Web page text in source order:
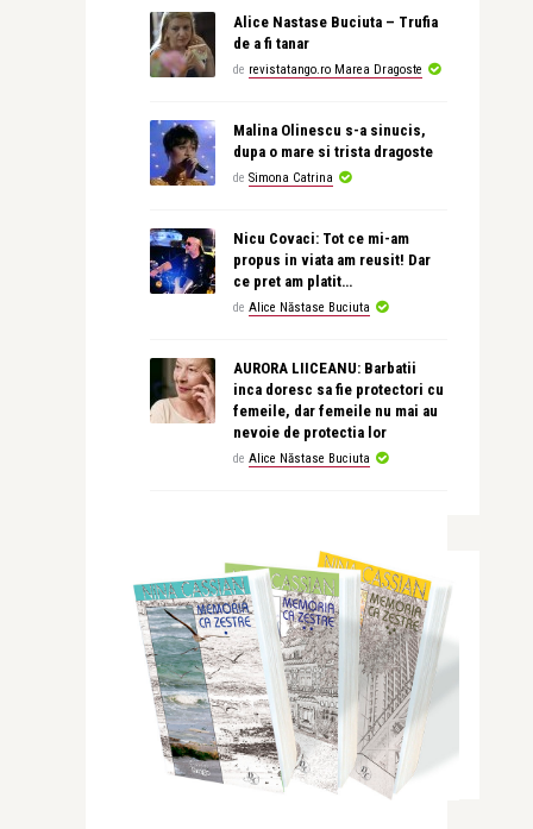
Alice Nastase Buciuta – Trufia
de a fi tanar
de revistatango.ro Marea Dragoste
Malina Olinescu s-a sinucis,
dupa o mare si trista dragoste
de Simona Catrina
Nicu Covaci: Tot ce mi-am
propus in viata am reusit! Dar
ce pret am platit…
de Alice Năstase Buciuta
AURORA LIICEANU: Barbatii
inca doresc sa fie protectori cu
femeile, dar femeile nu mai au
nevoie de protectia lor
de Alice Năstase Buciuta